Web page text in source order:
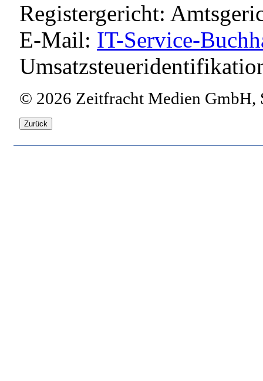
Registergericht:
E-Mail: IT-Service-
© 2026 Zeitfracht Medien GmbH,